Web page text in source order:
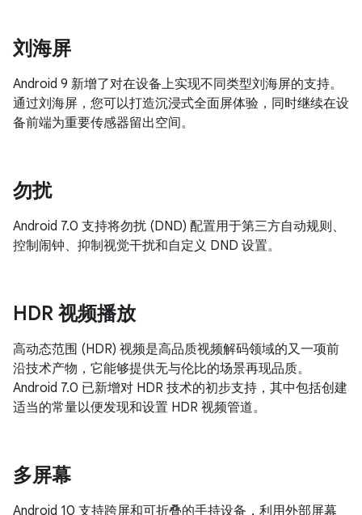
刘海屏
Android 9 新增了对在设备上实现不同类型刘海屏的支持。
通过刘海屏，您可以打造沉浸式全面屏体验，同时继续在设
备前端为重要传感器留出空间。
勿扰
Android 7.0 支持将勿扰 (DND) 配置用于第三方自动规则、
控制闹钟、抑制视觉干扰和自定义 DND 设置。
HDR 视频播放
高动态范围 (HDR) 视频是高品质视频解码领域的又一项前
沿技术产物，它能够提供无与伦比的场景再现品质。
Android 7.0 已新增对 HDR 技术的初步支持，其中包括创建
适当的常量以便发现和设置 HDR 视频管道。
多屏幕
Android 10 支持跨屏和可折叠的手持设备，利用外部屏幕